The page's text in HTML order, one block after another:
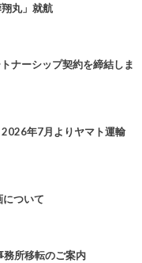
丸」就航
ナーシップ契約を締結しま
2026年7月よりヤマト運輸
ついて
務所移転のご案内